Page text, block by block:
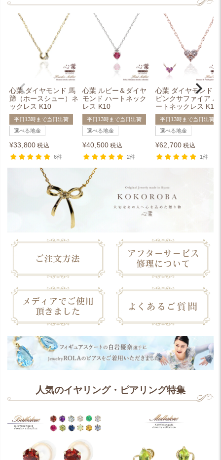
心葉 ダイヤモンド 馬
蹄（ホースシュー）ネ
ックレス K10
平日13時まで当日出荷
選べる地金
¥33,800 税込
6件
心葉 ルビー＆ダイヤ
モンド ハートネック
レス K10
平日13時まで当日出荷
選べる地金
¥40,500 税込
2件
心葉 ダイヤモンド＆
ピンクサファイア ハ
ートネックレス K10
平日13時まで当日出荷
選べる地金
¥62,700 税込
1件
人気のイヤリング・ピアリング特集